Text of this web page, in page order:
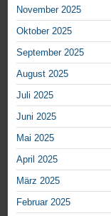
November 2025
Oktober 2025
September 2025
August 2025
Juli 2025
Juni 2025
Mai 2025
April 2025
März 2025
Februar 2025